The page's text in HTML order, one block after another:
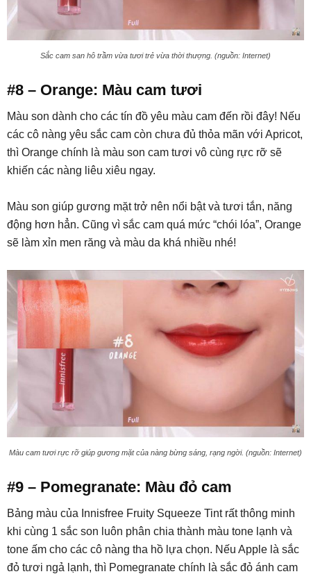
Sắc cam san hô trầm vừa tươi trẻ vừa thời thượng. (nguồn: Internet)
#8 – Orange: Màu cam tươi
Màu son dành cho các tín đồ yêu màu cam đến rồi đây! Nếu
các cô nàng yêu sắc cam còn chưa đủ thỏa mãn với Apricot,
thì Orange chính là màu son cam tươi vô cùng rực rỡ sẽ
khiến các nàng liêu xiêu ngay.
Màu son giúp gương mặt trở nên nổi bật và tươi tắn, năng
động hơn hẳn. Cũng vì sắc cam quá mức “chói lóa”, Orange
sẽ làm xỉn men răng và màu da khá nhiều nhé!
Màu cam tươi rực rỡ giúp gương mặt của nàng bừng sáng, rạng ngời. (nguồn: Internet)
#9 – Pomegranate: Màu đỏ cam
Bảng màu của Innisfree Fruity Squeeze Tint rất thông minh
khi cùng 1 sắc son luôn phân chia thành màu tone lạnh và
tone ấm cho các cô nàng tha hồ lựa chọn. Nếu Apple là sắc
đỏ tươi ngả lạnh, thì Pomegranate chính là sắc đỏ ánh cam